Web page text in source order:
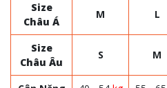
Size
Châu Á
M L
Size
Châu Âu
S M